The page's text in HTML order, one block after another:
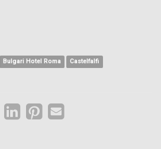
Bulgari Hotel Roma
Castelfalfi